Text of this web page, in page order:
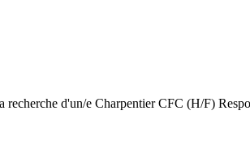
d'un/e Charpentier CFC (H/F)